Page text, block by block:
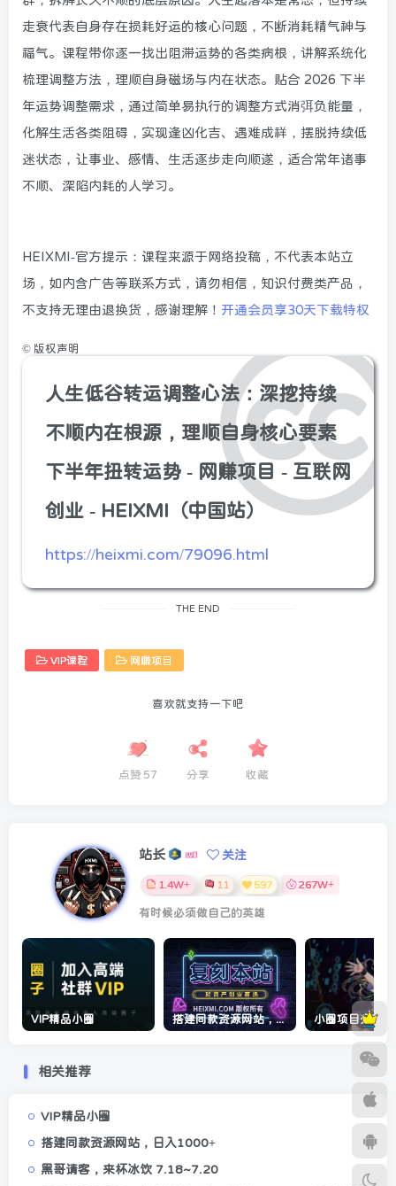
走衰代表自身存在损耗好运的核心问题，不断消耗精气神与
福气。课程带你逐一找出阻滞运势的各类病根，讲解系统化
梳理调整方法，理顺自身磁场与内在状态。贴合 2026 下半
年运势调整需求，通过简单易执行的调整方式消弭负能量，
化解生活各类阻碍，实现逢凶化吉、遇难成祥，摆脱持续低
迷状态，让事业、感情、生活逐步走向顺遂，适合常年诸事
不顺、深陷内耗的人学习。
HEIXMI-官方提示：课程来源于网络投稿，不代表本站立
场，如内含广告等联系方式，请勿相信，知识付费类产品，
不支持无理由退换货，感谢理解！ 开通会员享30天下载特权
© 版权声明
人生低谷转运调整心法：深挖持续
不顺内在根源，理顺自身核心要素
下半年扭转运势 - 网赚项目 - 互联网
创业 - HEIXMI（中国站）
https://heixmi.com/79096.html
THE END
VIP课程 网赚项目
喜欢就支持一下吧
点赞 57 分享 收藏
站长 关注
1.4W+ 11 597 267W+
有时候必须做自己的英雄
VIP精品小圈 搭建同款资源网站，日入1000+
相关推荐
VIP精品小圈
搭建同款资源网站，日入1000+
黑哥请客，来杯冰饮 7.18~7.20